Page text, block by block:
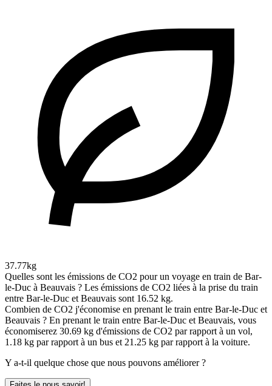
37.77kg
Quelles sont les émissions de CO2 pour un voyage en train de Bar-
le-Duc à Beauvais ? Les émissions de CO2 liées à la prise du train
entre Bar-le-Duc et Beauvais sont 16.52 kg.
Combien de CO2 j'économise en prenant le train entre Bar-le-Duc et
Beauvais ? En prenant le train entre Bar-le-Duc et Beauvais, vous
économiserez 30.69 kg d'émissions de CO2 par rapport à un vol,
1.18 kg par rapport à un bus et 21.25 kg par rapport à la voiture.
Y a-t-il quelque chose que nous pouvons améliorer ?